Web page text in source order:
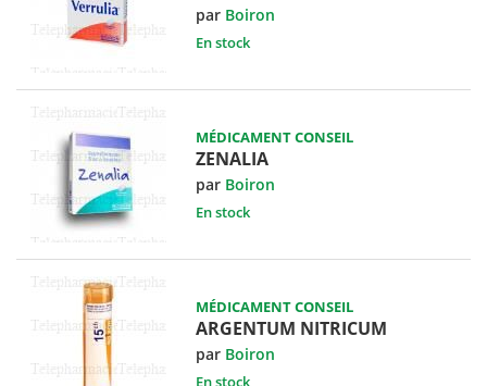
par Boiron
En stock
MÉDICAMENT CONSEIL
ZENALIA
par Boiron
En stock
MÉDICAMENT CONSEIL
ARGENTUM NITRICUM
par Boiron
En stock